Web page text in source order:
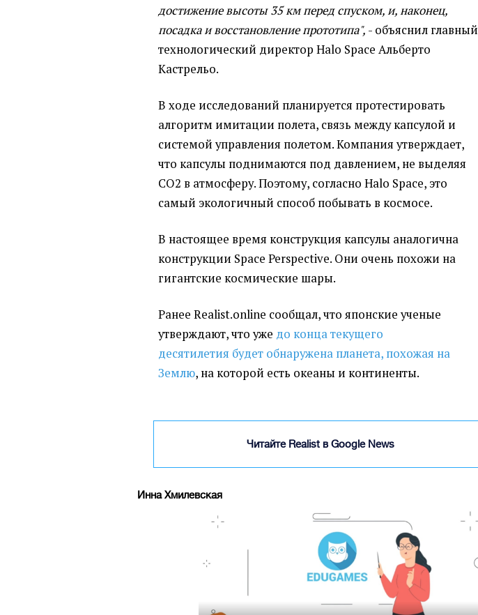
достижение высоты 35 км перед спуском, и, наконец,
посадка и восстановление прототипа", - объяснил главный
технологический директор Halo Space Альберто
Кастрельо.
В ходе исследований планируется протестировать
алгоритм имитации полета, связь между капсулой и
системой управления полетом. Компания утверждает,
что капсулы поднимаются под давлением, не выделяя
CO2 в атмосферу. Поэтому, согласно Halo Space, это
самый экологичный способ побывать в космосе.
В настоящее время конструкция капсулы аналогична
конструкции Space Perspective. Они очень похожи на
гигантские космические шары.
Ранее Realist.online сообщал, что японские ученые
утверждают, что уже до конца текущего
десятилетия будет обнаружена планета, похожая на
Землю, на которой есть океаны и континенты.
Читайте Realist в Google News
Инна Хмилевская